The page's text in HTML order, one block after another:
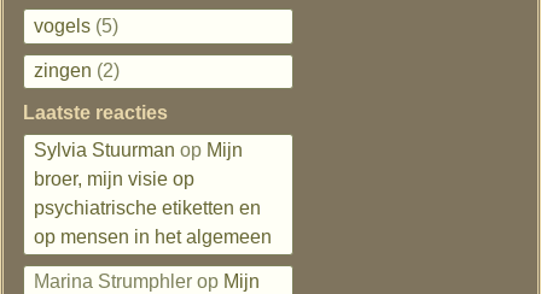
vogels (5)
zingen (2)
Laatste reacties
Sylvia Stuurman op Mijn
broer, mijn visie op
psychiatrische etiketten en
op mensen in het algemeen
Marina Strumphler op Mijn